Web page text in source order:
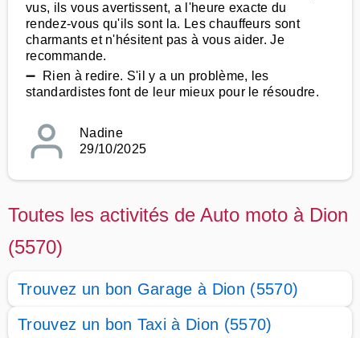
vus, ils vous avertissent, a l'heure exacte du
rendez-vous qu'ils sont la. Les chauffeurs sont
charmants et n'hésitent pas à vous aider. Je
recommande.
➖ Rien à redire. S'il y a un problème, les
standardistes font de leur mieux pour le résoudre.
Nadine
29/10/2025
Toutes les activités de Auto moto à Dion
(5570)
Trouvez un bon Garage à Dion (5570)
Trouvez un bon Taxi à Dion (5570)